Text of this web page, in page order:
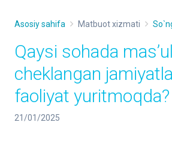
Asosiy sahifa Matbuot xizmati
Qaysi sohada
cheklangan
faoliyat yuritmoqda?
21/01/2025